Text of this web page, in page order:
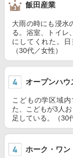
飯田産業
大雨の時にも浸水
る。浴室、トイレ
にしてくれた。日
（30代／女性）
オープンハウ
こどもの学区域
た、こどもが3人
足している。（30
ホーク・ワン